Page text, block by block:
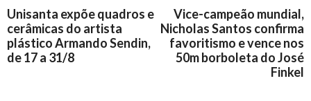
Unisanta expõe quadros e
cerâmicas do artista
plástico Armando Sendin,
de 17 a 31/8
Vice-campeão mundial,
Nicholas Santos confirma
favoritismo e vence nos
50m borboleta do José
Finkel